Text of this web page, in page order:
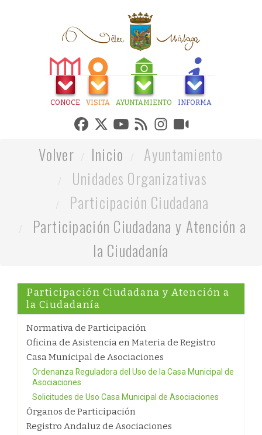
CONOCE VISITA AYUNTAMIENTO INFORMA
Volver Inicio
Ayuntamiento
Unidades Organizativas
Participación Ciudadana
Participación Ciudadana y Atención a
la Ciudadanía
Participación Ciudadana y Atención a
la Ciudadanía
Normativa de Participación
Oficina de Asistencia en Materia de Registro
Casa Municipal de Asociaciones
Ordenanza Reguladora del Uso de la Casa Municipal de
Asociaciones
Solicitudes de Uso Casa Municipal de Asociaciones
Órganos de Participación
Registro Andaluz de Asociaciones